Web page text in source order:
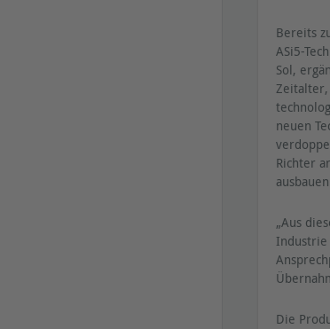
Bereits
ASi5-
Sol,
Zeitalter,
neuen
Richter
„Aus
Industrie
Die